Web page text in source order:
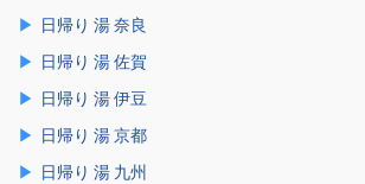
日帰り 湯 奈良
日帰り 湯 佐賀
日帰り 湯 伊豆
日帰り 湯 京都
日帰り 湯 九州